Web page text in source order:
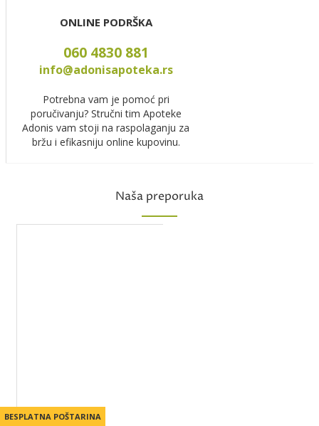
ONLINE PODRŠKA
060 4830 881
info@adonisapoteka.rs
Potrebna vam je pomoć pri
poručivanju? Stručni tim Apoteke
Adonis vam stoji na raspolaganju za
bržu i efikasniju online kupovinu.
Naša preporuka
BESPLATNA POŠTARINA
BESPLATNA POŠTARINA